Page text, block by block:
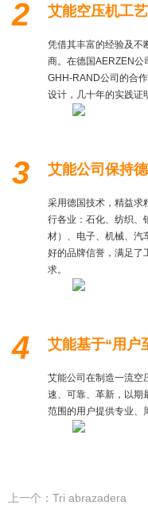
2 艾能空压机工
凭借其丰富的经验及不
商。在德国AERZEN公
GHH-RAND公司的合
设计，几十年的实践证
3 艾能公司保持
采用德国技术，精益求
行各业：石化、纺织、
材）、电子、机械、汽
好的品牌信誉，满足了
求。
4 艾能基于“用户
艾能公司在制造一流空
速、可靠、革新，以期
范围的用户提供专业、
上一个：Tri abrazadera